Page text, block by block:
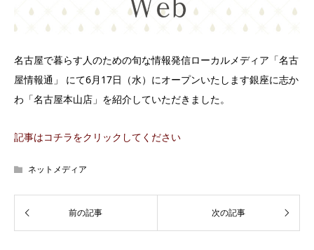
名古屋で暮らす人のための旬な情報発信ローカルメディア「名古
屋情報通」 にて6月17日（水）にオープンいたします銀座に志か
わ「名古屋本山店」を紹介していただきました。
記事はコチラをクリックしてください
ネットメディア